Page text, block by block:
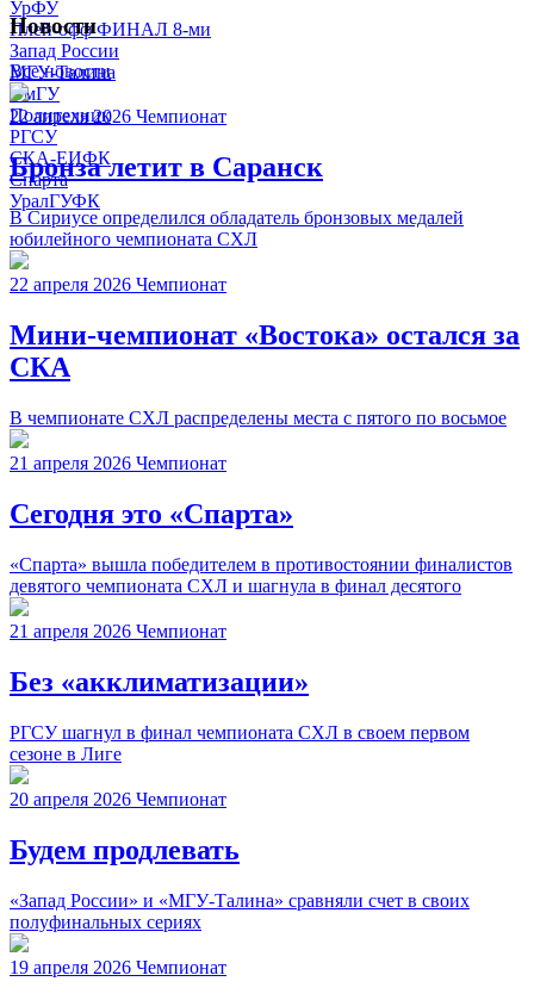
УрФУ
Плей-офф ФИНАЛ 8-ми
Запад России
МГУ-Талина
ОмГУ
Политехник
РГСУ
СКА-ЕИФК
Спарта
УралГУФК
Новости
Все новости
22 апреля 2026 Чемпионат
Бронза летит в Саранск
В Сириусе определился обладатель бронзовых медалей
юбилейного чемпионата СХЛ
22 апреля 2026 Чемпионат
Мини-чемпионат «Востока» остался за
СКА
В чемпионате СХЛ распределены места с пятого по восьмое
21 апреля 2026 Чемпионат
Сегодня это «Спарта»
«Спарта» вышла победителем в противостоянии финалистов
девятого чемпионата СХЛ и шагнула в финал десятого
21 апреля 2026 Чемпионат
Без «акклиматизации»
РГСУ шагнул в финал чемпионата СХЛ в своем первом
сезоне в Лиге
20 апреля 2026 Чемпионат
Будем продлевать
«Запад России» и «МГУ-Талина» сравняли счет в своих
полуфинальных сериях
19 апреля 2026 Чемпионат